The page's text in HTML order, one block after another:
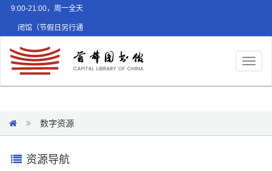
9:00-21:00，周一全天
闭馆（节假日另行通
数字资源
资源导航